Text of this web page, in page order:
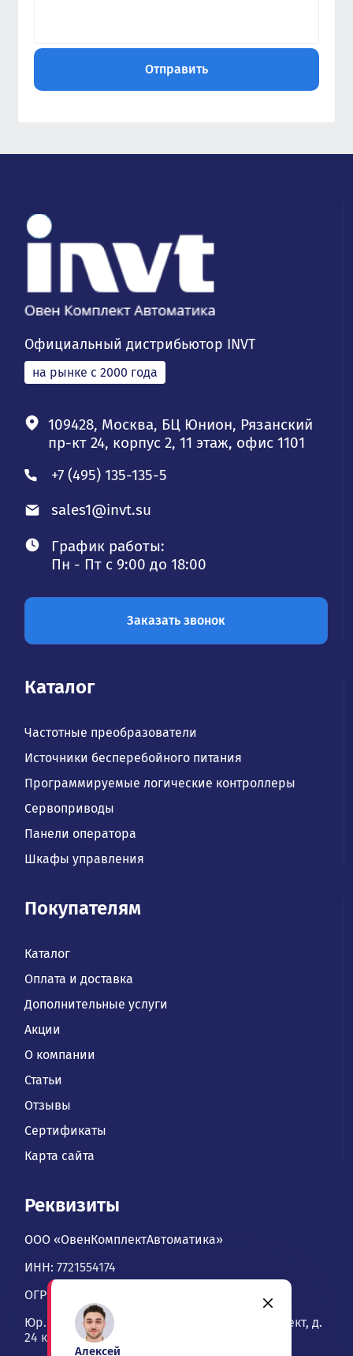
Официальный дистрибьютор INVT
на рынке с 2000 года
109428, Москва, БЦ Юнион, Рязанский
пр-кт 24, корпус 2, 11 этаж, офис 1101
+7 (495) 135-135-5
sales1@invt.su
График работы:
Пн - Пт с 9:00 до 18:00
Заказать звонок
Каталог
Частотные преобразователи
Источники бесперебойного питания
Программируемые логические контроллеры
Сервоприводы
Панели оператора
Шкафы управления
Покупателям
Каталог
Оплата и доставка
Дополнительные услуги
Акции
О компании
Статьи
Отзывы
Сертификаты
Карта сайта
Реквизиты
ООО «ОвенКомплектАвтоматика»
ИНН: 7721554174
ОГРН: 1067746534900
Юр. адрес: 109428, Москва, Рязанский проспект, д.
24 к. 2, офис 1101
Алексей